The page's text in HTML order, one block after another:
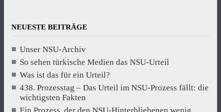
NEUESTE BEITRÄGE
Unser NSU-Archiv
So sehen türkische Medien das NSU-Urteil
Was ist das für ein Urteil?
438. Prozesstag – Das Urteil im NSU-Prozess fällt: die
wichtigsten Fakten